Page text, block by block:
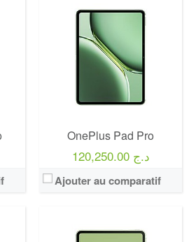
OnePlus Pad Pro
120,250.00 د.ج
Ajouter au comparatif